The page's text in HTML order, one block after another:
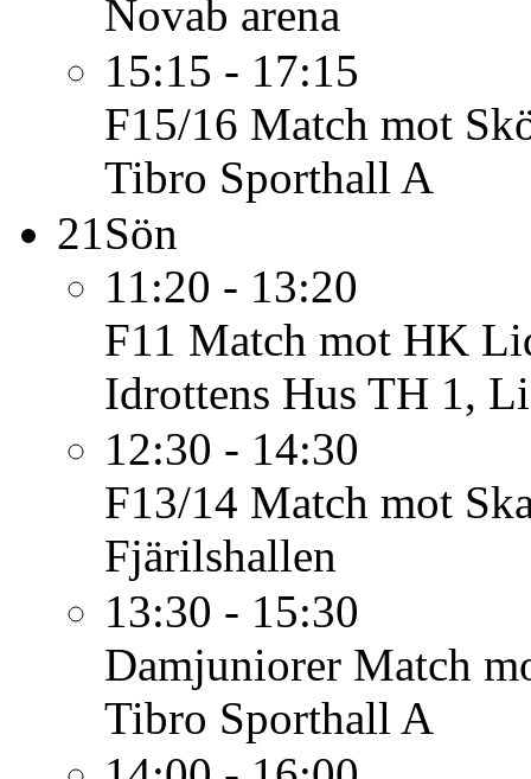
Novab arena
15:15 - 17:15
F15/16 Match mot
Tibro Sporthall A
21Sön
11:20 - 13:20
F11 Match mot HK
Idrottens Hus TH 1,
12:30 - 14:30
F13/14 Match mot
Fjärilshallen
13:30 - 15:30
Damjuniorer Match
Tibro Sporthall A